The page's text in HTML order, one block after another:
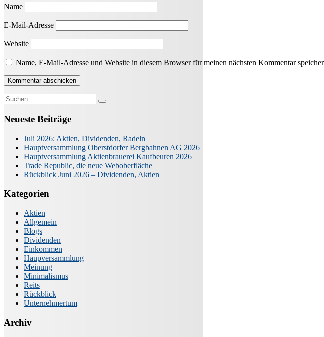
Name
E-Mail-Adresse
Website
Name, E-Mail-Adresse und Website in diesem Browser für meinen nächsten Kommentar
Suche
nach:
Neueste Beiträge
Juli 2026: Aktien, Dividenden, Radeln
Hauptversammlung Oberstdorfer Bergbahnen AG 2026
Hauptversammlung Aktienbrauerei Kaufbeuren 2026
Trade Republic, die neue Weboberfläche
Rückblick Juni 2026 – Dividenden, Aktien
Kategorien
Aktien
Allgemein
Blogs
Dividenden
Einkommen
Haupversammlung
Meinung
Minimalismus
Reits
Rückblick
Unternehmertum
Archiv